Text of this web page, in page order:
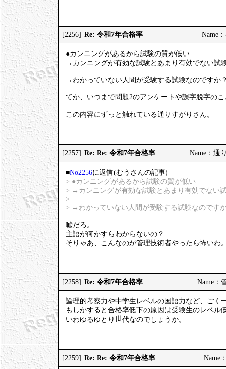
[2256] Re: 令和7年合格率 Name
●カンニングがあるから試験の質が低い
→カンニングが有効な試験とあまり有効でない試
→わかっていない人間が受験する試験なのですか
てか、いつまで問題2のアンケートや誤字脱字の
この内容にずっと触れている通りすがりさん。
[2257] Re: Re: 令和7年合格率 Name：通
■No2256に返信(むうさんの記事)
> ●カンニングがあるから試験の質が低い
> →カンニングが有効な試験とあまり有効でない
>
> →わかっていない人間が受験する試験なのです
嘘だろ。
主語が何かすらわからないの？
そりゃあ、こんなのが管理技術者やったら怖いわ
[2258] Re: 令和7年合格率 Name：
論理的考察力や中学生レベルの国語力など、ごく
もしかすると合格率低下の原因は受験生のレベル
いわゆるゆとり世代なのでしょうか。
[2259] Re: Re: 令和7年合格率 Name